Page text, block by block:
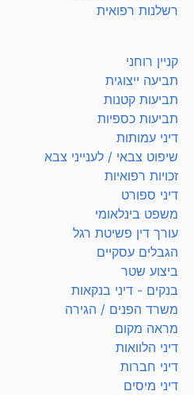
רשלנות רפואית
קניין רוחני
תביעה ייצוגית
תביעות קטנות
תביעות כספיות
דיני עמותות
שיפוט צבאי / לענייני צבא
זכויות רפואיות
דיני ספורט
משפט בינלאומי
עורך דין פשיטת רגל
הגבלים עסקיים
ביצוע שטר
בנקים - דיני בנקאות
משרד הפנים / הגירה
מראה מקום
דיני הלוואות
דיני חברות
דיני מיסים